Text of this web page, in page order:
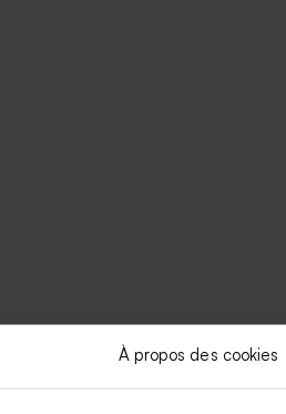
À propos des cookies